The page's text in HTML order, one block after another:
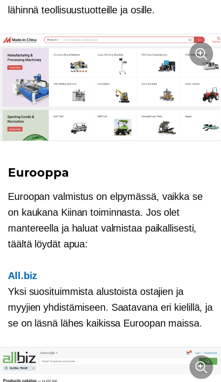
lähinnä teollisuustuotteille ja osille.
Eurooppa
Euroopan valmistus on elpymässä, vaikka se
on kaukana Kiinan toiminnasta. Jos olet
mantereella ja haluat valmistaa paikallisesti,
täältä löydät apua:
All.biz
Yksi suosituimmista alustoista ostajien ja
myyjien yhdistämiseen. Saatavana eri kielillä, ja
se on läsnä lähes kaikissa Euroopan maissa.